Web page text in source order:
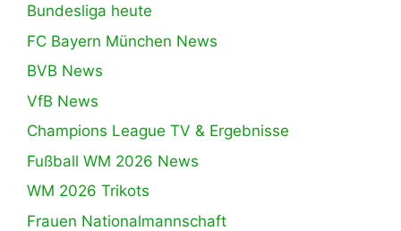
Bundesliga heute
FC Bayern München News
BVB News
VfB News
Champions League TV & Ergebnisse
Fußball WM 2026 News
WM 2026 Trikots
Frauen Nationalmannschaft